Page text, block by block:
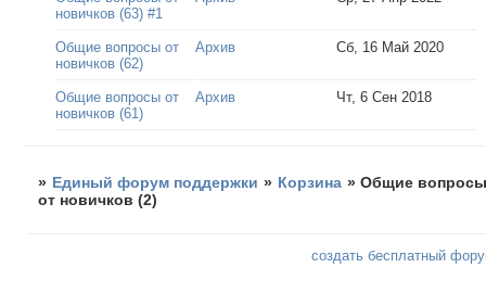
новичков (63) #1
Общие вопросы от
новичков (62)
Архив Сб, 16 Май 2020
Общие вопросы от
новичков (61)
Архив Чт, 6 Сен 2018
» Единый форум поддержки » Корзина »Общие
от новичков (2)
создать бесплатный